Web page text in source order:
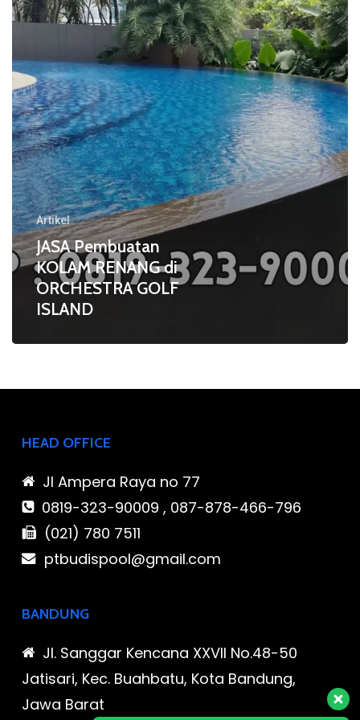
di
GOLF
ISLAND
Artikel
JASA Pembuatan
KOLAM RENANG di
ORCHESTRA GOLF
ISLAND
HEAD OFFICE
Jl Ampera Raya no 77
0819-323-90009 , 087-878-466-796
(021) 780 7511
ptbudispool@gmail.com
BANDUNG
Jl. Sanggar Kencana XXVII No.48-50
Jatisari, Kec. Buahbatu, Kota Bandung,
Jawa Barat